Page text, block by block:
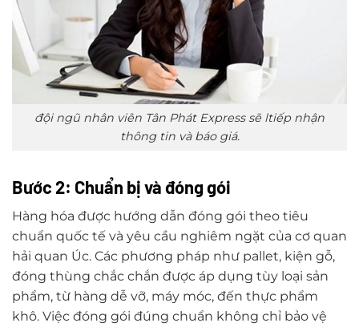
đội ngũ nhân viên Tân Phát Express sẽ ltiếp nhận
thông tin và báo giá.
Bước 2: Chuẩn bị và đóng gói
Hàng hóa được hướng dẫn đóng gói theo tiêu
chuẩn quốc tế và yêu cầu nghiêm ngặt của cơ quan
hải quan Úc. Các phương pháp như pallet, kiện gỗ,
đóng thùng chắc chắn được áp dụng tùy loại sản
phẩm, từ hàng dễ vỡ, máy móc, đến thực phẩm
khô. Việc đóng gói đúng chuẩn không chỉ bảo vệ